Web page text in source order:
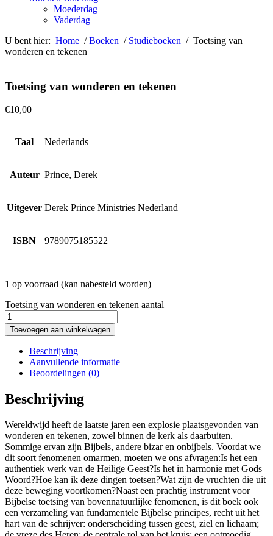
Moederdag
Vaderdag
U bent hier: Home /Boeken / Studieboeken / Toetsing van
wonderen en tekenen
Toetsing van wonderen en tekenen
€10,00
Taal Nederlands
Auteur Prince, Derek
Uitgever Derek Prince Ministries Nederland
ISBN 9789075185522
1 op voorraad (kan nabesteld worden)
Toetsing van wonderen en tekenen aantal
Toevoegen aan winkelwagen
Beschrijving
Aanvullende informatie
Beoordelingen (0)
Beschrijving
Wereldwijd heeft de laatste jaren een explosie plaatsgevonden van
wonderen en tekenen, zowel binnen de kerk als daarbuiten.
Sommige ervan zijn Bijbels, andere bizar en onbijbels. Voordat we
dit soort fenomenen omarmen, moeten we ons afvragen:Is het een
authentiek werk van de Heilige Geest?Is het in harmonie met Gods
Woord?Hoe kan ik deze dingen toetsen?Wat zijn de vruchten die uit
deze beweging voortkomen?Naast een prachtig instrument voor
Bijbelse toetsing van bovennatuurlijke fenomenen, is dit boek ook
een verzameling van fundamentele Bijbelse principes, recht uit het
hart van de schrijver: onderscheiding tussen geest, ziel en lichaam;